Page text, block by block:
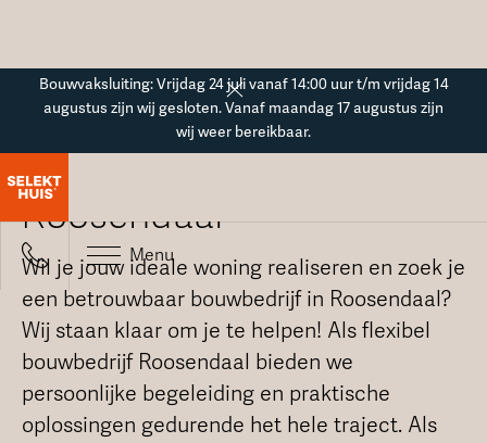
Bouwvaksluiting: Vrijdag 24 juli vanaf 14:00 uur t/m vrijdag 14
augustus zijn wij gesloten. Vanaf maandag 17 augustus zijn
wij weer bereikbaar.
Menu
Bouwbedrijf in
Roosendaal
Wil je jouw ideale woning realiseren en zoek je
een betrouwbaar bouwbedrijf in Roosendaal?
Wij staan klaar om je te helpen! Als flexibel
bouwbedrijf Roosendaal bieden we
persoonlijke begeleiding en praktische
oplossingen gedurende het hele traject. Als